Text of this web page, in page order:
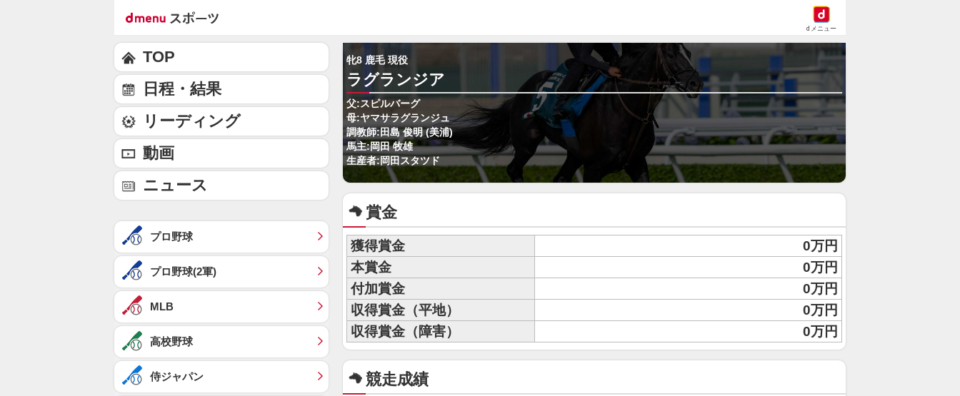
dメニュー
牝8 鹿毛 現役
ラグランジア
父:スピルバーグ
母:ヤマサラグランジュ
調教師:田島 俊明 (美浦)
馬主:岡田 牧雄
生産者:岡田スタツド
賞金
獲得賞金
0万円
本賞金
0万円
付加賞金
0万円
収得賞金（平地）
0万円
収得賞金（障害）
0万円
競走成績
TOP
日程・結果
リーディング
動画
ニュース
プロ野球
プロ野球(2軍)
MLB
高校野球
侍ジャパン